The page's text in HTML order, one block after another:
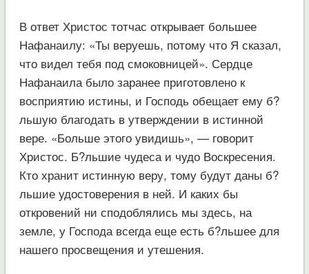
В ответ Христос тотчас открывает большее
Нафанаилу: «Ты веруешь, потому что Я сказал,
что видел тебя под смоковницей». Сердце
Нафанаила было заранее приготовлено к
восприятию истины, и Господь обещает ему б?
льшую благодать в утверждении в истинной
вере. «Больше этого увидишь», — говорит
Христос. Б?льшие чудеса и чудо Воскресения.
Кто хранит истинную веру, тому будут даны б?
льшие удостоверения в ней. И каких бы
откровений ни сподоблялись мы здесь, на
земле, у Господа всегда еще есть б?льшее для
нашего просвещения и утешения.